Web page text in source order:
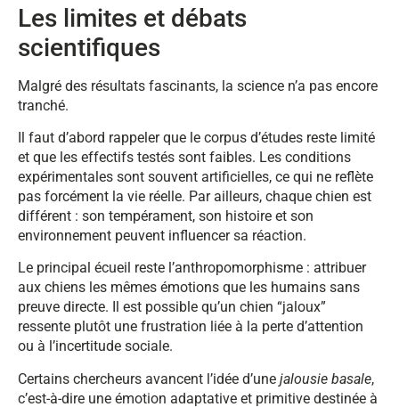
Les limites et débats
scientifiques
Malgré des résultats fascinants, la science n’a pas encore
tranché.
Il faut d’abord rappeler que le corpus d’études reste limité
et que les effectifs testés sont faibles. Les conditions
expérimentales sont souvent artificielles, ce qui ne reflète
pas forcément la vie réelle. Par ailleurs, chaque chien est
différent : son tempérament, son histoire et son
environnement peuvent influencer sa réaction.
Le principal écueil reste l’anthropomorphisme : attribuer
aux chiens les mêmes émotions que les humains sans
preuve directe. Il est possible qu’un chien “jaloux”
ressente plutôt une frustration liée à la perte d’attention
ou à l’incertitude sociale.
Certains chercheurs avancent l’idée d’une jalousie basale,
c’est-à-dire une émotion adaptative et primitive destinée à